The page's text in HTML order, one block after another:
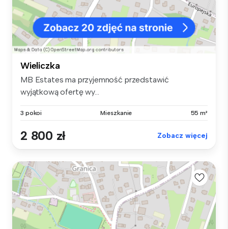
Wieliczka
MB Estates ma przyjemność przedstawić
wyjątkową ofertę wy...
3 pokoi Mieszkanie 55 m²
2 800 zł Zobacz więcej